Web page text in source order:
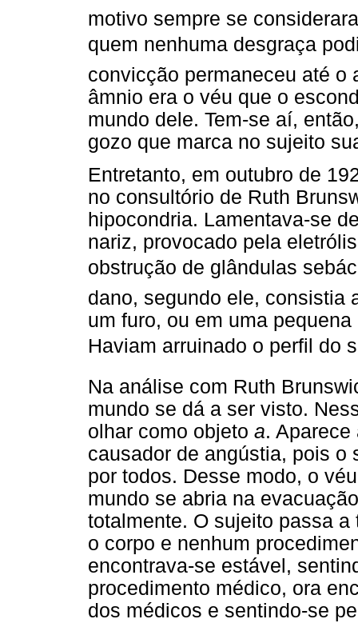
motivo sempre se
quem nenhuma desgraça
convicção permaneceu até o
âmnio era o véu que o
mundo dele. Tem-se aí,
gozo que marca no sujeito
Entretanto, em outubro de
no consultório de Ruth
hipocondria. Lamentava-se
nariz, provocado pela
obstrução de glândulas
dano, segundo ele, consistia
um furo, ou em uma
Haviam arruinado o perfil do
Na análise com Ruth
mundo se dá a ser visto.
olhar como objeto a.
causador de angústia, pois o
por todos. Desse modo, o
mundo se abria na
totalmente. O sujeito passa
o corpo e nenhum
encontrava-se estável,
procedimento médico, ora
dos médicos e sentindo-se